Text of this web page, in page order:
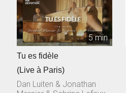
5 min
Tu es fidèle
(Live à Paris)
Dan Luiten & Jonathan